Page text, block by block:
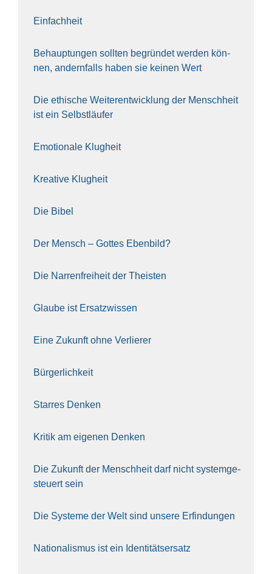
Ein­fach­heit
Behaup­tun­gen soll­ten begrün­det wer­den kön­
nen, andern­falls haben sie kei­nen Wert
Die ethi­sche Wei­ter­ent­wick­lung der Mensch­heit
ist ein Selbst­läu­fer
Emo­tio­na­le Klug­heit
Krea­ti­ve Klug­heit
Die Bibel
Der Mensch – Got­tes Eben­bild?
Die Nar­ren­frei­heit der The­is­ten
Glau­be ist Ersatz­wis­sen
Eine Zukunft ohne Ver­lie­rer
Bür­ger­lich­keit
Star­res Den­ken
Kri­tik am eige­nen Den­ken
Die Zukunft der Mensch­heit darf nicht sys­tem­ge­
steu­ert sein
Die Sys­te­me der Welt sind unse­re Erfin­dun­gen
Natio­na­lis­mus ist ein Iden­ti­täts­er­satz